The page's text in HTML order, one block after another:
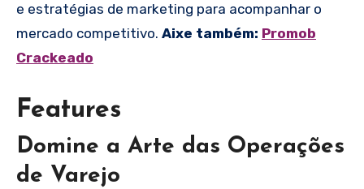
e estratégias de marketing para acompanhar o
mercado competitivo. Aixe também: Promob
Crackeado
Features
Domine a Arte das Operações
de Varejo